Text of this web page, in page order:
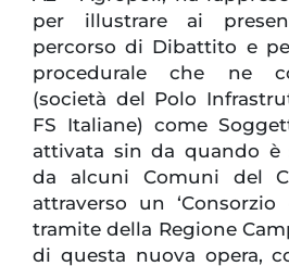
per illustrare ai
percorso di Dibattito e
procedurale che ne
(società del Polo
FS Italiane) come
attivata sin da quando è
da alcuni Comuni del
attraverso un
tramite della Regione
di questa nuova opera,